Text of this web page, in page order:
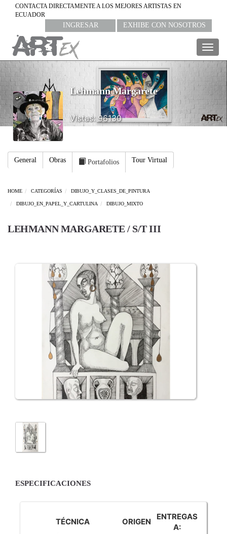
CONTACTA DIRECTAMENTE A LOS MEJORES ARTISTAS EN
ECUADOR
INGRESAR EXHIBE CON NOSOTROS
Lehmann Margarete
Vistas: 96130
General Obras Portafolios Tour Virtual
HOME CATEGORÍAS DIBUJO_Y_CLASES_DE_PINTURA
DIBUJO_EN_PAPEL_Y_CARTULINA DIBUJO_MIXTO
LEHMANN MARGARETE / S/T III
ESPECIFICACIONES
TÉCNICA ORIGEN
ENTREGAS
A: